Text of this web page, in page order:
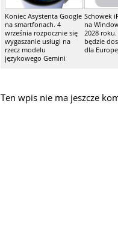
Koniec Asystenta Google
na smartfonach. 4
września rozpocznie się
wygaszanie usługi na
rzecz modelu
językowego Gemini
Schowek
na
2028
będzie
dla
Ten wpis nie ma jeszcze